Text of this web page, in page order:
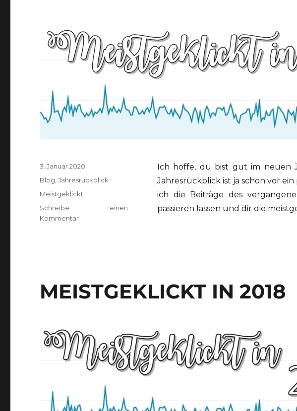
Ich hoffe, du bist gut im neuen
Jahresrückblick ist ja schon vor
ich die Beiträge des
passieren lassen und dir die
Veröffentlicht
am
3. Januar 2020
Kategorien
Blog ,Jahresrückblick
Schlagwörter
Meistgeklickt
Schreibe einen
Kommentarzu
MEISTGEKLICKT IN 2018